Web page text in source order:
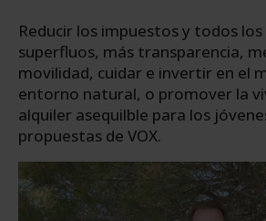
Reducir los impuestos y todos
superfluos, más transparencia,
movilidad, cuidar e invertir en el
entorno natural, o promover la
alquiler asequilble para los
propuestas de VOX.